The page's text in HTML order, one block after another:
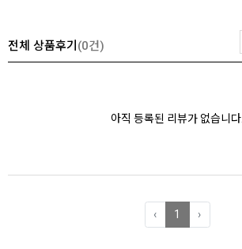
전체 상품후기 (0건)
아직 등록된 리뷰가 없습니다.
‹ 1 ›